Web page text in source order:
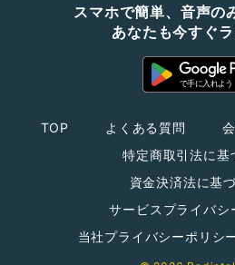
スマホで簡単、音声の
あなたも今すぐ
TOP よくある質問
特定商取引法に基
資金決済法に基
サービスプライバシ
当社プライバシーポリシ